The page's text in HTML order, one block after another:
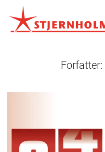
Forfatter: